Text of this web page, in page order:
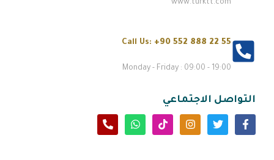
www.turktt.com
Call Us: +90 552 888 22 55
Monday - Friday : 09:00 - 19:00
التواصل الاجتماعي